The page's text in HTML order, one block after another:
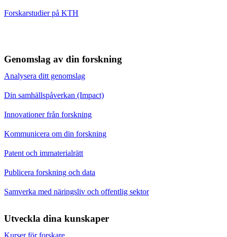
Forskarstudier på KTH
Genomslag av din forskning
Analysera ditt genomslag
Din samhällspåverkan (Impact)
Innovationer från forskning
Kommunicera om din forskning
Patent och immaterialrätt
Publicera forskning och data
Samverka med näringsliv och offentlig sektor
Utveckla dina kunskaper
Kurser för forskare